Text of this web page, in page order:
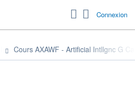
Connexion
Cours AXAWF - Artificial Intllgnc G